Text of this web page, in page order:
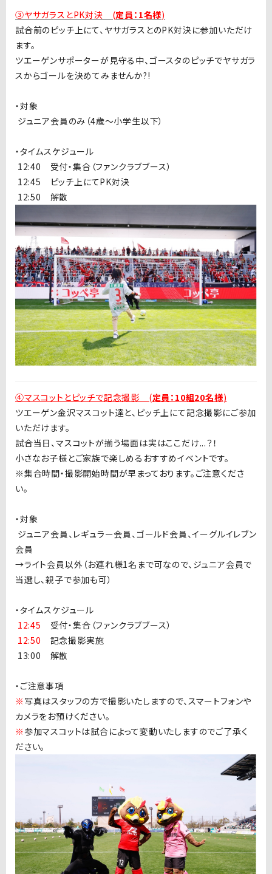
③ヤサガラスとPK対決 (定員：1名様)
試合前のピッチ上にて、ヤサガラスとのPK対決に参加いただけ
ます。
ツエーゲンサポーターが見守る中、ゴースタのピッチでヤサガラ
スからゴールを決めてみませんか?!
・対象
ジュニア会員のみ（4歳〜小学生以下）
・タイムスケジュール
1 2:40 受付・集合（ファンクラブブース）
1 2:45 ピッチ上にてPK対決
1 2:50 解散
④マスコットとピッチで記念撮影 (定員：10組20名様)
ツエーゲン金沢マスコット達と、ピッチ上にて記念撮影にご参加
いただけます。
試合当日、マスコットが揃う場面は実はここだけ...？！
小さなお子様とご家族で楽しめるおすすめイベントです。
※集合時間・撮影開始時間が早まっております。ご注意くださ
い。
・対象
ジュニア会員、レギュラー会員、ゴールド会員、イーグルイレブン
会員
→ライト会員以外（お連れ様1名まで可なので、ジュニア会員で
当選し、親子で参加も可）
・タイムスケジュール
12:45 受付・集合（ファンクラブブース）
12:50 記念撮影実施
1 3:00 解散
・ご注意事項
※ 写真はスタッフの方で撮影いたしますので、スマートフォンや
カメラをお預けください。
※参加マスコットは試合によって変動いたしますのでご了承く
ださい。